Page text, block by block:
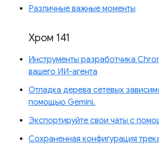
Различные важные моменты
Хром 141
Инструменты разработчика
вашего ИИ-агента
Отладка дерева сетевых
помощью Gemini.
Экспортируйте свои чаты с
Сохраненная конфигурация